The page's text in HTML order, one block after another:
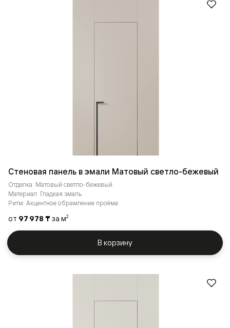
Стеновая панель в эмали Матовый светло-бежевый
Отделка: Матовый светло-бежевый
Материал: Гладкая эмаль
Ритм: Акцентное обрамление проёма
от 97 978 ₸ за м2
В корзину